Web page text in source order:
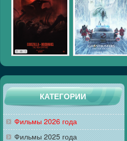
КАТЕГОРИИ
Фильмы 2026 года
Фильмы 2025 года